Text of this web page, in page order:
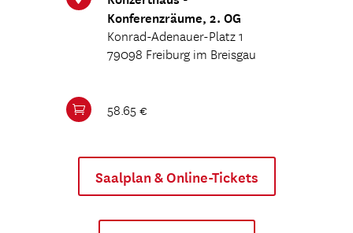
Konferenzräume, 2. OG
Konrad-Adenauer-Platz 1
79098 Freiburg im Breisgau
 58.65 €
Saalplan & Online-Tickets